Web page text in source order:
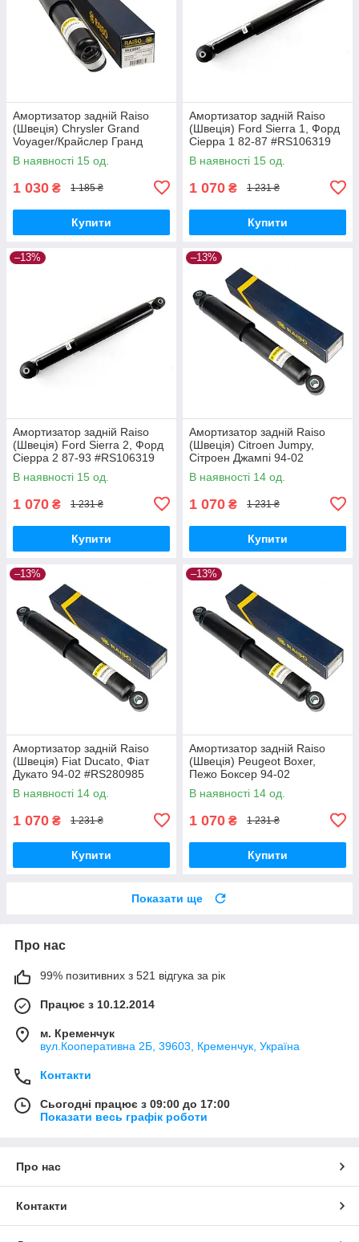
Амортизатор задній Raiso
(Швеція) Chrysler Grand
Voyager/Крайслер Гранд
Вояжер 99-08 #RS200687
UANWSFO17
В наявності 15 од.
1 030 ₴ 1 185 ₴
Купити
Амортизатор задній Raiso
(Швеція) Ford Sierra 1, Форд
Сіерра 1 82-87 #RS106319
UACXWPA17
В наявності 15 од.
1 070 ₴ 1 231 ₴
Купити
–13%
Амортизатор задній Raiso
(Швеція) Ford Sierra 2, Форд
Сіерра 2 87-93 #RS106319
UAORWYI17
В наявності 15 од.
1 070 ₴ 1 231 ₴
Купити
–13%
Амортизатор задній Raiso
(Швеція) Citroen Jumpy,
Сітроен Джампі 94-02
#RS280985 UAEQFLB17
В наявності 14 од.
1 070 ₴ 1 231 ₴
Купити
–13%
Амортизатор задній Raiso
(Швеція) Fiat Ducato, Фіат
Дукато 94-02 #RS280985
UAKFKVB17
В наявності 14 од.
1 070 ₴ 1 231 ₴
Купити
–13%
Амортизатор задній Raiso
(Швеція) Peugeot Boxer,
Пежо Боксер 94-02
#RS280985 UAKFKVB17
В наявності 14 од.
1 070 ₴ 1 231 ₴
Купити
Показати ще
Про нас
99% позитивних з 521 відгука за рік
Працює з 10.12.2014
м. Кременчук
вул.Кооперативна 2Б, 39603, Кременчук, Україна
Контакти
Сьогодні працює з 09:00 до 17:00
Показати весь графік роботи
Про нас
Контакти